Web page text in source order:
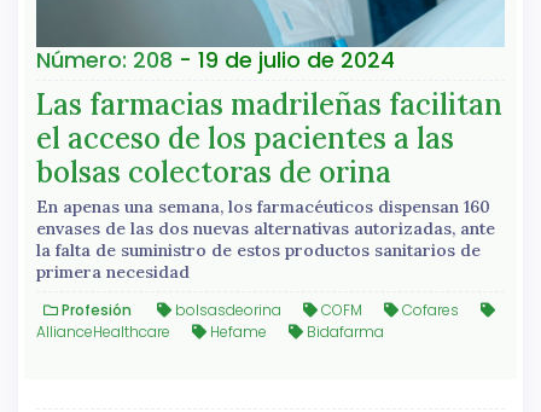
Número: 208 - 19 de julio de 2024
Las farmacias madrileñas facilitan
el acceso de los pacientes a las
bolsas colectoras de orina
En apenas una semana, los farmacéuticos dispensan 160
envases de las dos nuevas alternativas autorizadas, ante
la falta de suministro de estos productos sanitarios de
primera necesidad
Profesión bolsasdeorina COFM
Cofares
AllianceHealthcare
Hefame Bidafarma